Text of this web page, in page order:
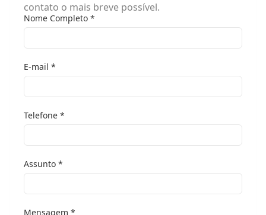
contato o mais breve possível.
Nome Completo *
E-mail *
Telefone *
Assunto *
Mensagem *